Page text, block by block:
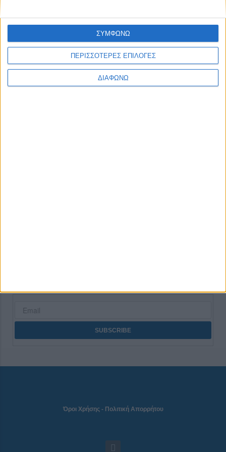
ΠΕΡΙΣΣΟΤΕΡΕΣ ΕΠΙΛΟΓΕΣ
ΔΙΑΦΩΝΩ
ΣΥΜΦΩΝΩ
Οι άνθρωποί μας στον πυρήνα της κουλτούρας και των
αξιών μας
Όροι Χρήσης- Πολιτική Απορρήτου